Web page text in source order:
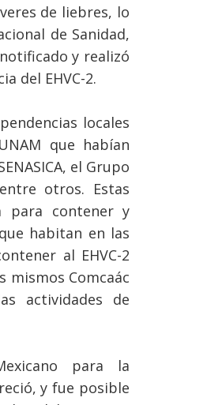
de liebres, lo
de Sanidad,
y realizó
del EHVC-2.
locales
que habían
el Grupo
otros. Estas
para contener y
habitan en las
al EHVC-2
mismos Comcaác
actividades de
para la
y fue posible